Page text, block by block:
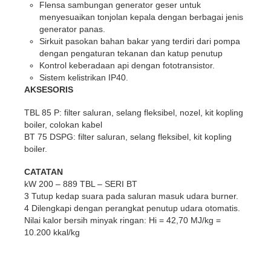
Flensa sambungan generator geser untuk
menyesuaikan tonjolan kepala dengan berbagai jenis
generator panas.
Sirkuit pasokan bahan bakar yang terdiri dari pompa
dengan pengaturan tekanan dan katup penutup
Kontrol keberadaan api dengan fototransistor.
Sistem kelistrikan IP40.
AKSESORIS
TBL 85 P: filter saluran, selang fleksibel, nozel, kit kopling
boiler, colokan kabel
BT 75 DSPG: filter saluran, selang fleksibel, kit kopling
boiler.
CATATAN
kW 200 – 889 TBL – SERI BT
3 Tutup kedap suara pada saluran masuk udara burner.
4 Dilengkapi dengan perangkat penutup udara otomatis.
Nilai kalor bersih minyak ringan: Hi = 42,70 MJ/kg =
10.200 kkal/kg